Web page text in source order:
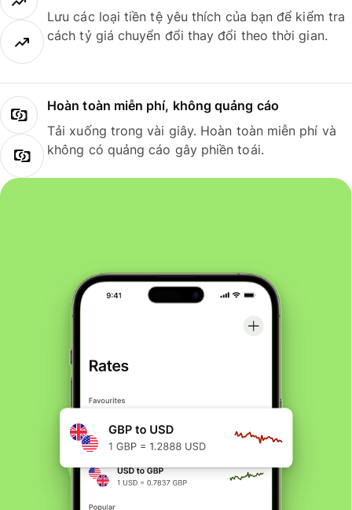
Lưu các loại tiền tệ yêu thích của bạn để kiểm tra
cách tỷ giá chuyển đổi thay đổi theo thời gian.
Hoàn toàn miễn phí, không quảng cáo
Tải xuống trong vài giây. Hoàn toàn miễn phí và
không có quảng cáo gây phiền toái.